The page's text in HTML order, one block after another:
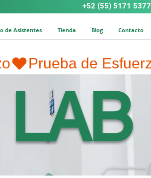
+52 (55) 5171 5377
de Asistentes Tienda Blog Contacto